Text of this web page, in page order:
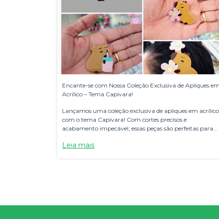
Encante-se com Nossa Coleção Exclusiva de Apliques em
Acrílico – Tema Capivara!
Lançamos uma coleção exclusiva de apliques em acrílico
com o tema Capivara! Com cortes precisos e
acabamento impecável, essas peças são perfeitas para
Disponíveis em diversas cores e tamanhos, garantem um
Leia mais